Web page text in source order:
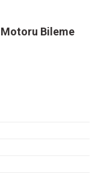
Motoru Bileme